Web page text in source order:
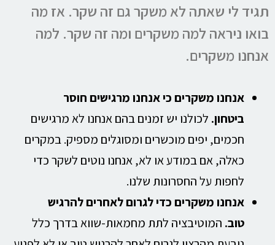
תגיד לי שאתה לא משקר גם זה שקר. אז מה
בואו ניראה למה משקרים ומה זה שקר. למה
אנחנו משקרים.
אנחנו משקרים כי אנחנו מרגישים חוסר
ביטחון. לכולנו יש זמנים בהם אנחנו לא מרגישים
חכמים, יפים מוכשרים ומסוגלים מספיק. במקרים
כאלה, אם במודע או לא, אנחנו נוטים לשקר כדי
לחפות על החסרונות שלנו.
אנחנו משקרים כדי לגרום לאחרים להרגיש
טוב. המוטיבציה לתת מחמאות-שווא בדרך כלל